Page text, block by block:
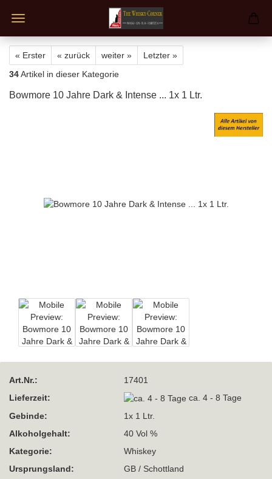
« Erster « zurück weiter »
Letzter »
34Artikel in dieser Kategorie
Bowmore 10 Jahre Dark & Intense ... 1x 1 Ltr.
Art.Nr.:
17401
Lieferzeit:
ca. 4 - 8 Tage
Gebinde:
1x 1 Ltr.
Alkoholgehalt:
40 Vol %
Kategorie:
Whiskey
Ursprungsland:
GB / Schottland